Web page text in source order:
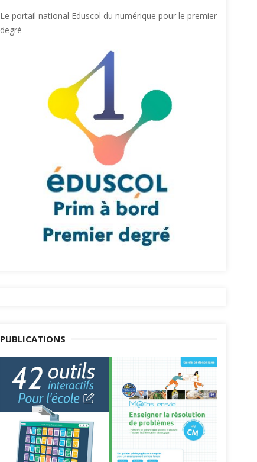
Le portail national Eduscol du numérique pour le premier
degré
PUBLICATIONS